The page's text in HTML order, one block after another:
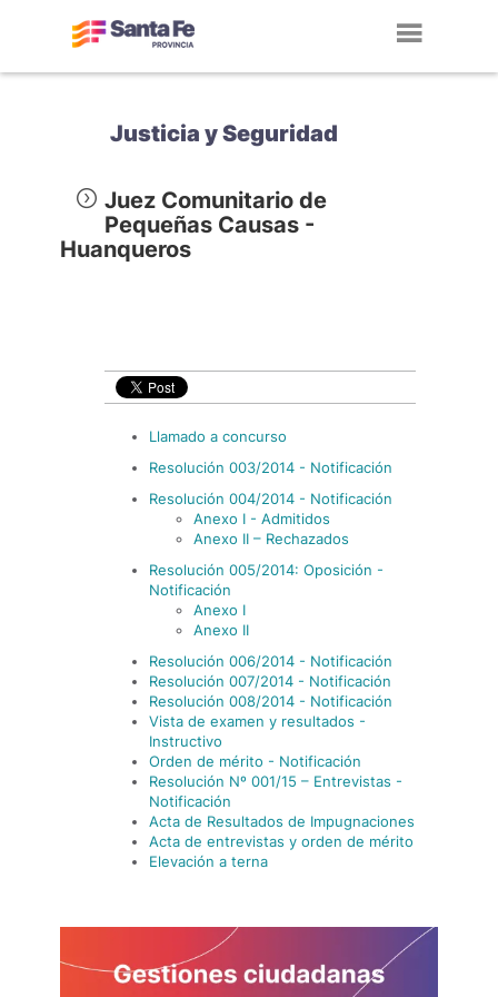
Justicia y Seguridad
Juez Comunitario de
Pequeñas Causas -
Huanqueros
Llamado a concurso
Resolución 003/2014 - Notificación
Resolución 004/2014 - Notificación
Anexo I - Admitidos
Anexo II – Rechazados
Resolución 005/2014: Oposición -
Notificación
Anexo I
Anexo II
Resolución 006/2014 - Notificación
Resolución 007/2014 - Notificación
Resolución 008/2014 - Notificación
Vista de examen y resultados -
Instructivo
Orden de mérito - Notificación
Resolución Nº 001/15 – Entrevistas -
Notificación
Acta de Resultados de Impugnaciones
Acta de entrevistas y orden de mérito
Elevación a terna